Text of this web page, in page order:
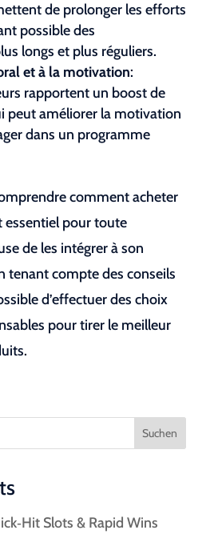
de prolonger les efforts
possible des
longs et plus réguliers.
et à la motivation:
rapportent un boost de
peut améliorer la motivation
dans un programme
comment acheter
essentiel pour toute
de les intégrer à son
tenant compte des conseils
d’effectuer des choix
pour tirer le meilleur
Suchen
Slots & Rapid Wins